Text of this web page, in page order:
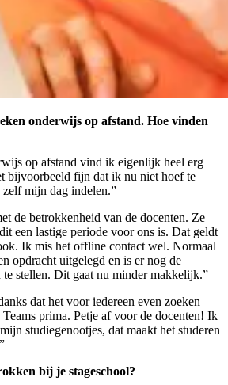
onderwijs op afstand. Hoe vinden
op afstand vind ik eigenlijk heel erg
bijvoorbeeld fijn dat ik nu niet hoef te
mijn dag indelen.”
de betrokkenheid van de docenten. Ze
een lastige periode voor ons is. Dat geldt
Ik mis het offline contact wel. Normaal
opdracht uitgelegd en is er nog de
stellen. Dit gaat nu minder makkelijk.”
dat het voor iedereen even zoeken
prima. Petje af voor de docenten! Ik
studiegenootjes, dat maakt het studeren
bij je stageschool?